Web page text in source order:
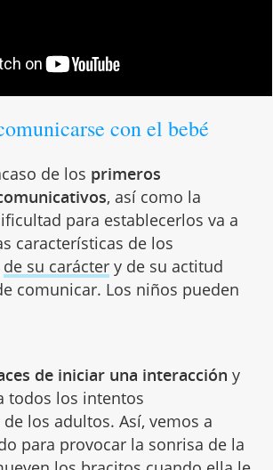
con el bebé
de los primeros
, así como la
para establecerlos va a
características de los
de su caráctery de su actitud
comunicar. Los niños pueden
de iniciar una interacción y
todos los intentos
los adultos. Así, vemos a
para provocar la sonrisa de la